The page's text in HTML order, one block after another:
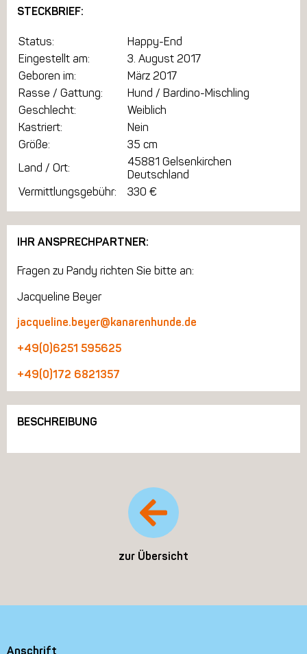
STECKBRIEF:
Status:
Happy-End
Eingestellt am:
3. August 2017
Geboren im:
März 2017
Rasse / Gattung:
Hund / Bardino-Mischling
Geschlecht:
Weiblich
Kastriert:
Nein
Größe:
35 cm
Land / Ort:
45881 Gelsenkirchen
Deutschland
Vermittlungsgebühr:
330 €
IHR ANSPRECHPARTNER:
Fragen zu Pandy richten Sie bitte an:
Jacqueline Beyer
jacqueline.beyer@kanarenhunde.de
+49(0)6251 595625
+49(0)172 6821357
BESCHREIBUNG
zur Übersicht
Anschrift